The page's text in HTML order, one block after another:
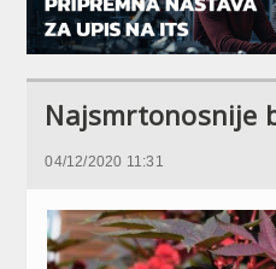
Najsmrtonosnije
04/12/2020 11:31